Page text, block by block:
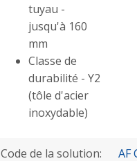
tuyau -
jusqu'à 160
mm
Classe de
durabilité - Y2
(tôle d'acier
inoxydable)
Code de la solution:
AF